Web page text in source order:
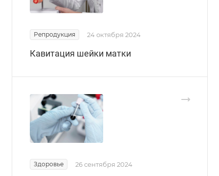
Репродукция 24 октября 2024
Кавитация шейки матки
Здоровье 26 сентября 2024